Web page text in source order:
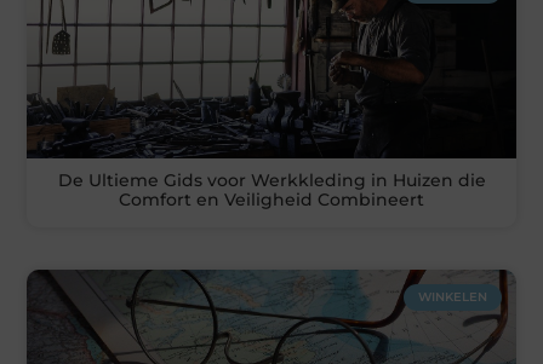
De Ultieme Gids voor Werkkleding in Huizen die
Comfort en Veiligheid Combineert
WINKELEN